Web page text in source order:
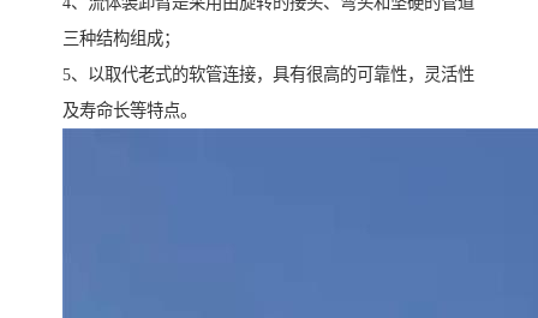
三种结构组成；
5、以取代老式的软管连接，具有很高的可靠性，灵活性
及寿命长等特点。